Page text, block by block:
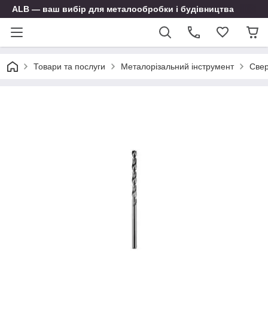
ALB — ваш вибір для металообробки і будівництва
Товари та послуги Металорізальний інструмент